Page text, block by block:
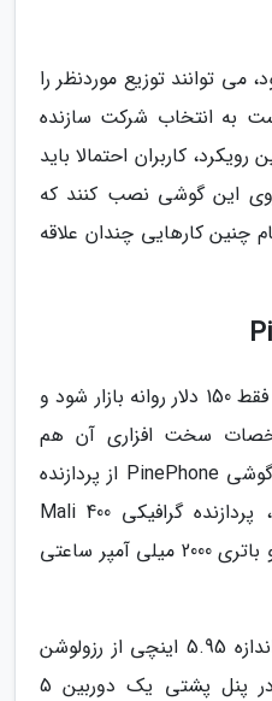
می توانند توزیع موردنظر را
به انتخاب شرکت سازنده
کاربران احتمالا باید
این گوشی نصب کنند که
چنین کارهایی چندان علاقه
این گوشی قرار است با قیمت فقط 150 دلار روانه بازار شود و
سخت افزاری آن هم
متناسب با این قیمت است. گوشی PinePhone از پردازنده
4 هسته ای Allwinner A64، پردازنده گرافیکی Mali 400
MP2، 2 گیگابایت حافظه رم و باتری 2000 میلی آمپر ساعتی
نمایشگر LCD این گوشی با اندازه 5.95 اینچی از رزولوشن
1440 در 720 بهره می برد. در پنل پشتی یک دوربین 5